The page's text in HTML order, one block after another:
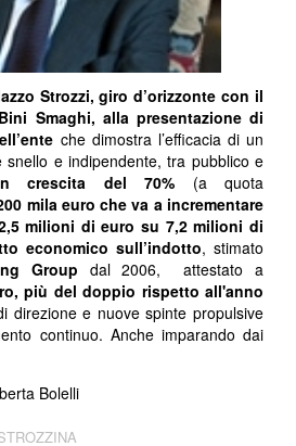
Strozzi, giro d’orizzonte con il
Smaghi, alla presentazione di
che dimostra l’efficacia di un
snello e indipendente, tra pubblico e
crescita del 70% (a quota
mila euro che va a incrementare
milioni di euro su 7,2 milioni di
economico sull’indotto, stimato
Group dal 2006, attestato a
più del doppio rispetto all'anno
direzione e nuove spinte propulsive
continuo. Anche imparando dai
Bolelli